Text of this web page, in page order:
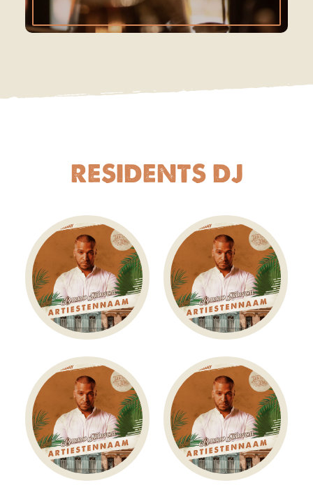
RESIDENTS DJ